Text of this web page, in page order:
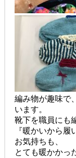
編み物が趣味で
います。
靴下を職員にも
『暖かいから
お気持ちも、
とても暖かかっ